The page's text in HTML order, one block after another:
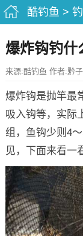
酷钓鱼 >
爆炸钩钓什
来源:酷钓鱼 作者:黔
爆炸钩是抛竿最
吸入钩等，实际
组，鱼钩少则4
见，下面来看一